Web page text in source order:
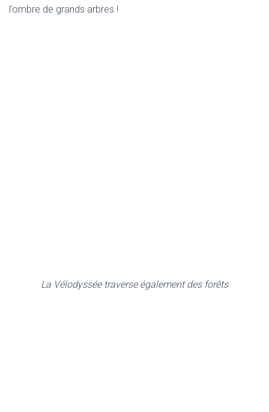
l’ombre de grands arbres !
La Vélodyssée traverse également des forêts